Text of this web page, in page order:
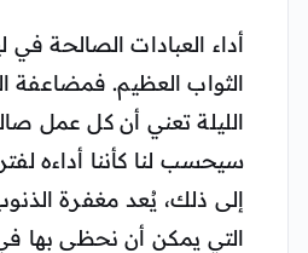
أداء العبادات الصالحة في
الثواب العظيم.
الليلة تعني أن كل عمل
سيحسب لنا كأننا أداءه
إلى ذلك، يُعد مغفرة
التي يمكن أن نحظى بها